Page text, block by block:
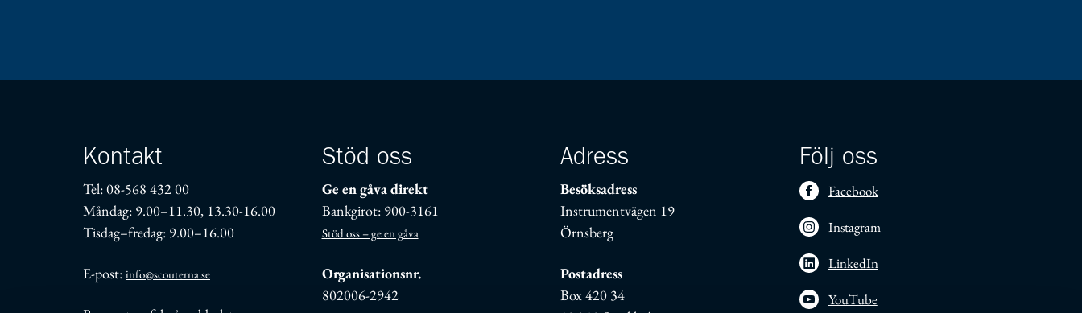
Kontakt
Tel: 08-568 432 00
Måndag: 9.00–11.30, 13.30-16.00
Tisdag–fredag: 9.00–16.00
E-post: info@scouterna.se
Stöd oss
Ge en gåva direkt
Bankgirot: 900-3161
Stöd oss – ge en gåva
Organisationsnr.
802006-2942
Adress
Besöksadress
Instrumentvägen 19
Örnsberg
Postadress
Box 420 34
Följ oss
Facebook
Instagram
LinkedIn
YouTube